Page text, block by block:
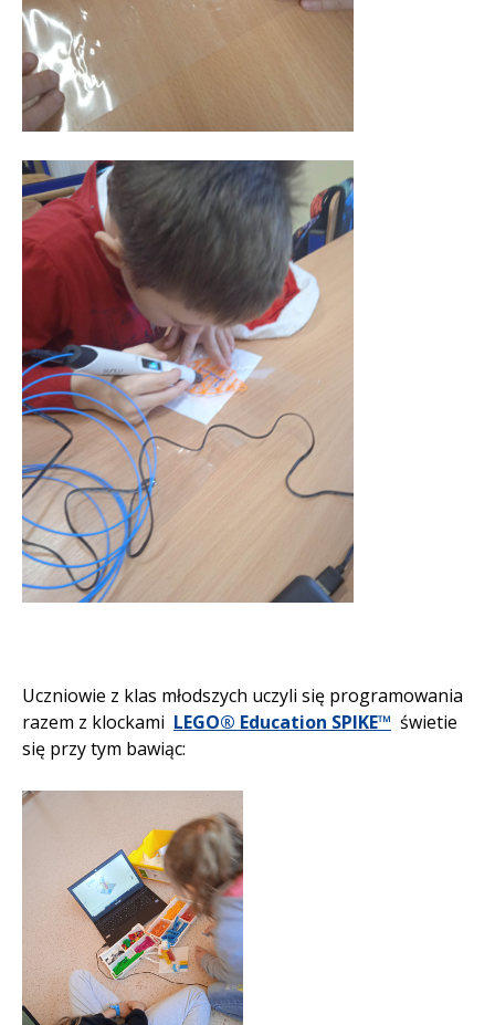
Uczniowie z klas młodszych uczyli się programowania
razem z klockami LEGO® Education SPIKE™ świetie
się przy tym bawiąc: